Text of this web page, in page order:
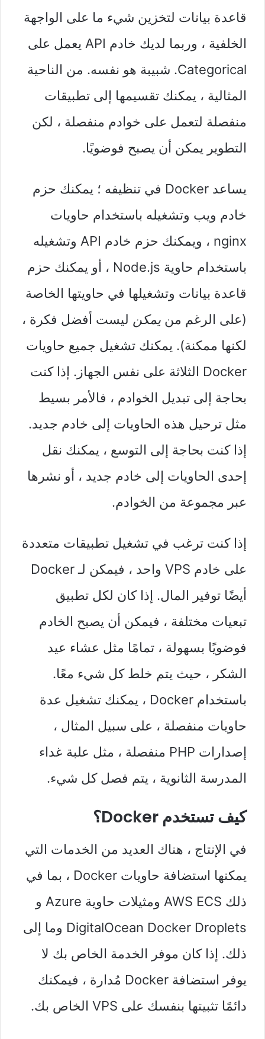
قاعدة بيانات لتخزين شيء ما على الواجهة
الخلفية ، وربما لديك خادم API يعمل على
Categorical. شبيبة هو نفسه. من الناحية
المثالية ، يمكنك تقسيمها إلى تطبيقات
منفصلة لتعمل على خوادم منفصلة ، لكن
التطوير يمكن أن يصبح فوضويًا.
يساعد Docker في تنظيفه ؛ يمكنك حزم
خادم ويب وتشغيله باستخدام حاويات
nginx ، ويمكنك حزم خادم API وتشغيله
باستخدام حاوية Node.js ، أو يمكنك حزم
قاعدة بيانات وتشغيلها في حاويتها الخاصة
(على الرغم من يمكن ليست أفضل فكرة ،
لكنها ممكنة). يمكنك تشغيل جميع حاويات
Docker الثلاثة على نفس الجهاز. إذا كنت
بحاجة إلى تبديل الخوادم ، فالأمر بسيط
مثل ترحيل هذه الحاويات إلى خادم جديد.
إذا كنت بحاجة إلى التوسع ، يمكنك نقل
إحدى الحاويات إلى خادم جديد ، أو نشرها
عبر مجموعة من الخوادم.
إذا كنت ترغب في تشغيل تطبيقات متعددة
على خادم VPS واحد ، فيمكن لـ Docker
أيضًا توفير المال. إذا كان لكل تطبيق
تبعيات مختلفة ، فيمكن أن يصبح الخادم
فوضويًا بسهولة ، تمامًا مثل عشاء عيد
الشكر ، حيث يتم خلط كل شيء معًا.
باستخدام Docker ، يمكنك تشغيل عدة
حاويات منفصلة ، على سبيل المثال ،
إصدارات PHP منفصلة ، مثل علبة غداء
المدرسة الثانوية ، يتم فصل كل شيء.
كيف تستخدم Docker؟
في الإنتاج ، هناك العديد من الخدمات التي
يمكنها استضافة حاويات Docker ، بما في
ذلك AWS ECS ومثيلات حاوية Azure و
DigitalOcean Docker Droplets وما إلى
ذلك. إذا كان موفر الخدمة الخاص بك لا
يوفر استضافة Docker مُدارة ، فيمكنك
دائمًا تثبيتها بنفسك على VPS الخاص بك.